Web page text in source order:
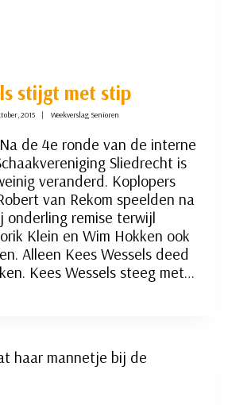
stijgt met stip
2015 Weekverslag Senioren
Na de 4e ronde van de interne
Sliedrecht is
veranderd. Koplopers
van Rekom speelden na
onderling remise terwijl
Klein en Wim Hokken ook
Alleen Kees Wessels deed
Kees Wessels steeg met…